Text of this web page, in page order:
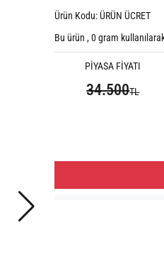
Ürün Kodu: ÜRÜN ÜCRET
Bu ürün ,0gram
PİYASA FİYATI
34.500TL